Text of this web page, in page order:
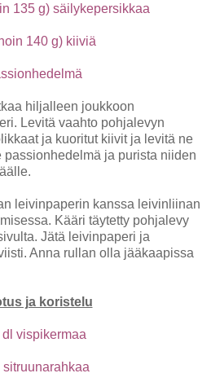
135 g) säilykepersikkaa
140 g) kiiviä
hiljalleen joukkoon
Levitä vaahto pohjalevyn
ja kuoritut kiivit ja levitä ne
ja purista niiden
leivinpaperin kanssa leivinliinan
Kääri täytetty pohjalevy
Jätä leivinpaperi ja
Anna rullan olla jääkaapissa
ja koristelu
dl vispikermaa
sitruunarahkaa